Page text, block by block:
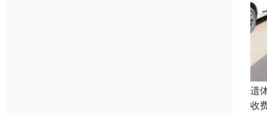
遗
收